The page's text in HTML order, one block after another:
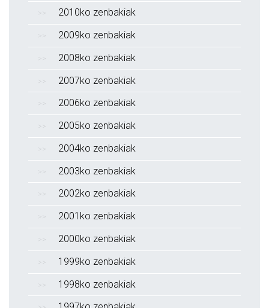
2010ko zenbakiak
2009ko zenbakiak
2008ko zenbakiak
2007ko zenbakiak
2006ko zenbakiak
2005ko zenbakiak
2004ko zenbakiak
2003ko zenbakiak
2002ko zenbakiak
2001ko zenbakiak
2000ko zenbakiak
1999ko zenbakiak
1998ko zenbakiak